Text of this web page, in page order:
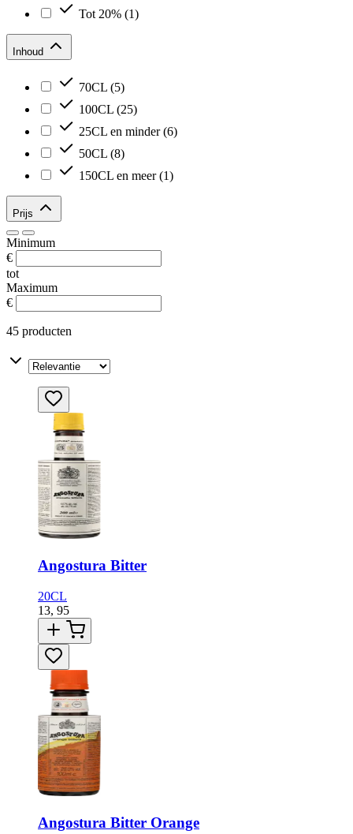
Tot 20% (1)
Inhoud
70CL (5)
100CL (25)
25CL en minder(6)
50CL (8)
150CL en meer(1)
Prijs
Minimum
€
tot
Maximum
€
45 producten
Angostura Bitter
20CL
13, 95
Angostura Bitter Orange